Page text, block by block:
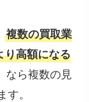
複数の買取業
り高額になる
なら複数の見
。